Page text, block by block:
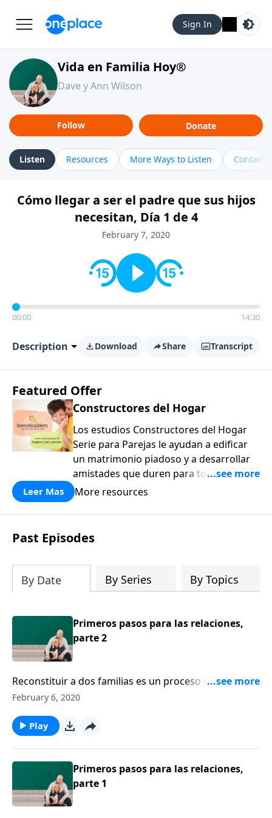
Sign In
Vida en Familia Hoy®
Dave y Ann Wilson
Follow Donate
Listen Resources More Ways to Listen Contact
Cómo llegar a ser el padre que sus hijos
necesitan, Día 1 de 4
February 7, 2020
00:00 14:30
Description Download Share Transcript
Featured Offer
Constructores del Hogar
Los estudios Constructores del Hogar
Serie para Parejas le ayudan a edificar
un matrimonio piadoso y a desarrollar
amistades que duren para toda la vida.
¡Únase a uno de los estudios de grupos
a casa los principios de la Palabra de
Dios para compartirlos con su familia,
su iglesia y su comunidad!
Leer Mas More resources
Past Episodes
By Date By Series By Topics
Primeros pasos para las relaciones,
parte 2
Reconstituir a dos familias es un proceso más lento,
más complicado y más lleno de desafíos de lo que
que los padres biológicos deben hacer para que la
madrastra o padrastro tenga éxito con los hijos. Ron
Deal, asegura que la lealtad con el cónyuge es una de
ellas.
February 6, 2020
Play
Primeros pasos para las relaciones,
parte 1